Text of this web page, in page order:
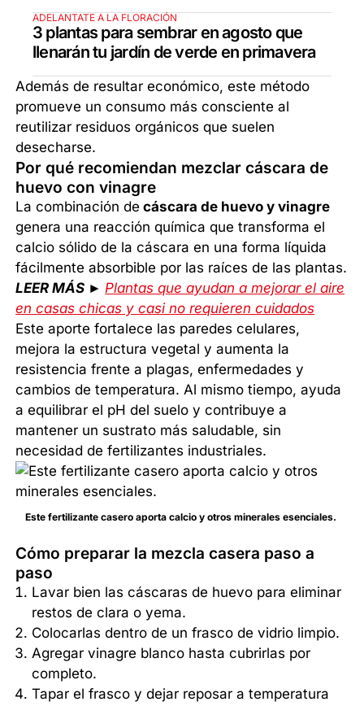
ADELANTATE A LA FLORACIÓN
3 plantas para sembrar en agosto que
llenarán tu jardín de verde en primavera
Además de resultar económico, este método
promueve un consumo más consciente al
reutilizar residuos orgánicos que suelen
desecharse.
Por qué recomiendan mezclar cáscara de
huevo con vinagre
La combinación de cáscara de huevo y vinagre
genera una reacción química que transforma el
calcio sólido de la cáscara en una forma líquida
fácilmente absorbible por las raíces de las plantas.
LEER MÁS ►Plantas que ayudan a mejorar el aire
en casas chicas y casi no requieren cuidados
Este aporte fortalece las paredes celulares,
mejora la estructura vegetal y aumenta la
resistencia frente a plagas, enfermedades y
cambios de temperatura. Al mismo tiempo, ayuda
a equilibrar el pH del suelo y contribuye a
mantener un sustrato más saludable, sin
necesidad de fertilizantes industriales.
Este fertilizante casero aporta calcio y otros minerales esenciales.
Cómo preparar la mezcla casera paso a
paso
Lavar bien las cáscaras de huevo para eliminar
restos de clara o yema.
Colocarlas dentro de un frasco de vidrio limpio.
Agregar vinagre blanco hasta cubrirlas por
completo.
Tapar el frasco y dejar reposar a temperatura